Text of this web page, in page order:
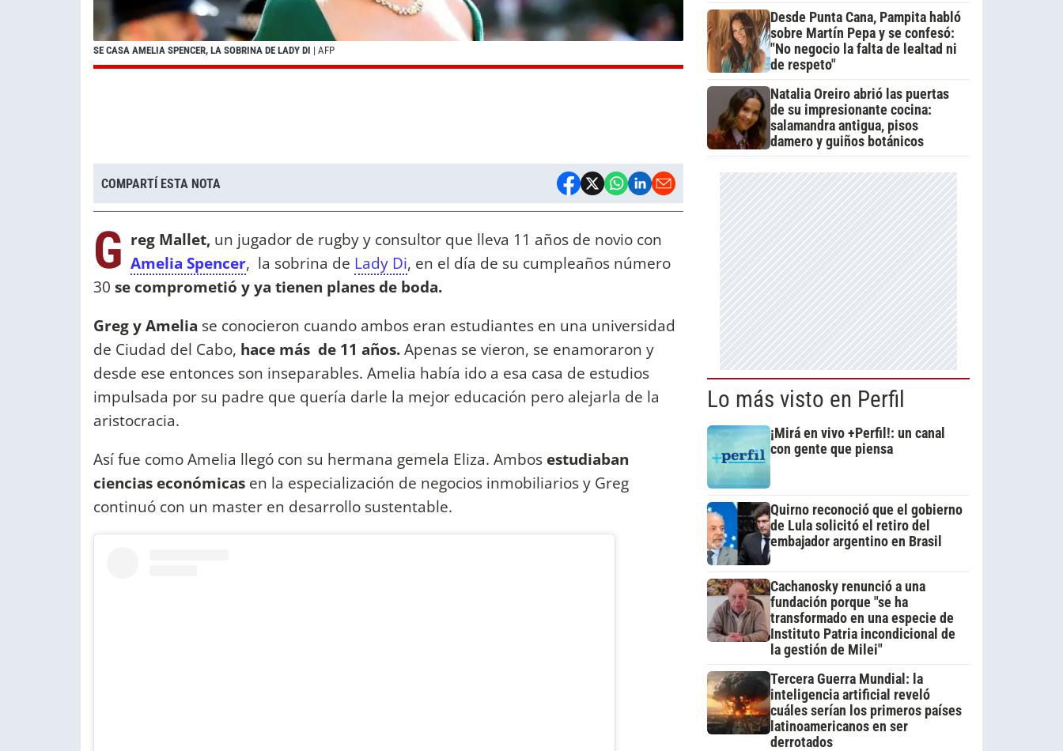
SE CASA AMELIA SPENCER, LA SOBRINA DE LADY DI | AFP
COMPARTÍ ESTA NOTA
G reg Mallet, un jugador de rugby y consultor que lleva 11 años de novio con
Amelia Spencer, la sobrina de Lady Di, en el día de su cumpleaños número
30 se comprometió y ya tienen planes de boda.
Greg y Amelia se conocieron cuando ambos eran estudiantes en una universidad
de Ciudad del Cabo, hace más de 11 años.Apenas se vieron, se enamoraron y
desde ese entonces son inseparables. Amelia había ido a esa casa de estudios
impulsada por su padre que quería darle la mejor educación pero alejarla de la
aristocracia.
Así fue como Amelia llegó con su hermana gemela Eliza. Ambos estudiaban
ciencias económicas en la especialización de negocios inmobiliarios y Greg
continuó con un master en desarrollo sustentable.
Desde Punta Cana, Pampita habló
sobre Martín Pepa y se confesó:
"No negocio la falta de lealtad ni
de respeto"
Natalia Oreiro abrió las puertas
de su impresionante cocina:
salamandra antigua, pisos
damero y guiños botánicos
Lo más visto en Perfil
¡Mirá en vivo +Perfil!: un canal
con gente que piensa
Quirno reconoció que el gobierno
de Lula solicitó el retiro del
embajador argentino en Brasil
Cachanosky renunció a una
fundación porque "se ha
transformado en una especie de
Instituto Patria incondicional de
la gestión de Milei"
Tercera Guerra Mundial: la
inteligencia artificial reveló
cuáles serían los primeros países
latinoamericanos en ser
derrotados